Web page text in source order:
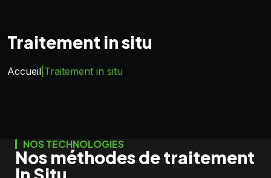
Traitement in situ
Accueil Traitement in situ
NOS TECHNOLOGIES
Nos méthodes de traitement